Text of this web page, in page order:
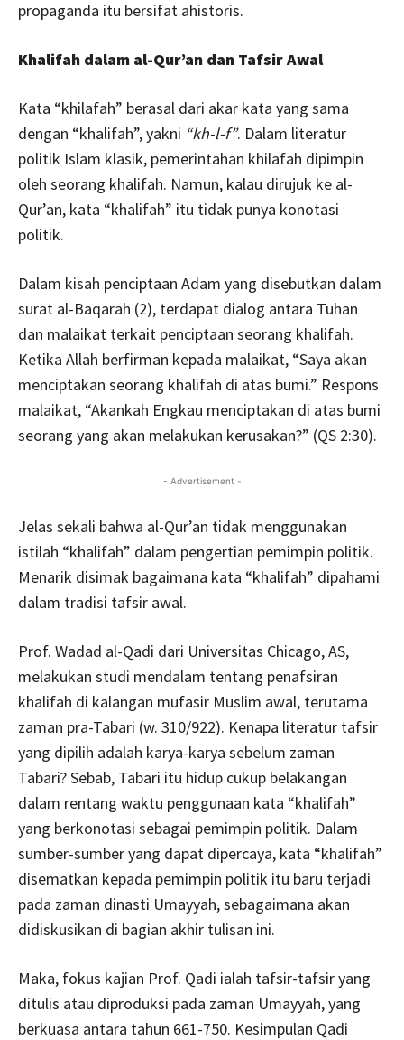
propaganda itu bersifat ahistoris.
Khalifah dalam al-Qur’an dan Tafsir Awal
Kata “khilafah” berasal dari akar kata yang sama
dengan “khalifah”, yakni “kh-l-f”. Dalam literatur
politik Islam klasik, pemerintahan khilafah dipimpin
oleh seorang khalifah. Namun, kalau dirujuk ke al-
Qur’an, kata “khalifah” itu tidak punya konotasi
politik.
Dalam kisah penciptaan Adam yang disebutkan dalam
surat al-Baqarah (2), terdapat dialog antara Tuhan
dan malaikat terkait penciptaan seorang khalifah.
Ketika Allah berfirman kepada malaikat, “Saya akan
menciptakan seorang khalifah di atas bumi.” Respons
malaikat, “Akankah Engkau menciptakan di atas bumi
seorang yang akan melakukan kerusakan?” (QS 2:30).
- Advertisement -
Jelas sekali bahwa al-Qur’an tidak menggunakan
istilah “khalifah” dalam pengertian pemimpin politik.
Menarik disimak bagaimana kata “khalifah” dipahami
dalam tradisi tafsir awal.
Prof. Wadad al-Qadi dari Universitas Chicago, AS,
melakukan studi mendalam tentang penafsiran
khalifah di kalangan mufasir Muslim awal, terutama
zaman pra-Tabari (w. 310/922). Kenapa literatur tafsir
yang dipilih adalah karya-karya sebelum zaman
Tabari? Sebab, Tabari itu hidup cukup belakangan
dalam rentang waktu penggunaan kata “khalifah”
yang berkonotasi sebagai pemimpin politik. Dalam
sumber-sumber yang dapat dipercaya, kata “khalifah”
disematkan kepada pemimpin politik itu baru terjadi
pada zaman dinasti Umayyah, sebagaimana akan
didiskusikan di bagian akhir tulisan ini.
Maka, fokus kajian Prof. Qadi ialah tafsir-tafsir yang
ditulis atau diproduksi pada zaman Umayyah, yang
berkuasa antara tahun 661-750. Kesimpulan Qadi